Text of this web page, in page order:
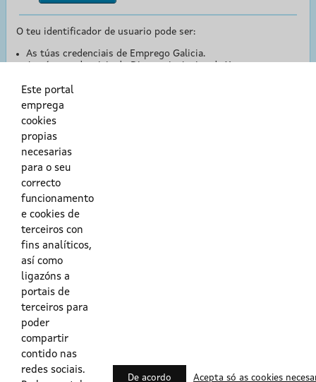
O teu identificador de usuario pode ser:
As túas credenciais de Emprego Galicia.
O teu DNI ou o teu NIE.
Este portal
emprega
cookies
propias
necesarias
para o seu
correcto
funcionamento
e cookies de
terceiros con
fins analíticos,
así como
ligazóns a
portais de
terceiros para
poder
compartir
contido nas
redes sociais.
De acordo Acepta só as cookies